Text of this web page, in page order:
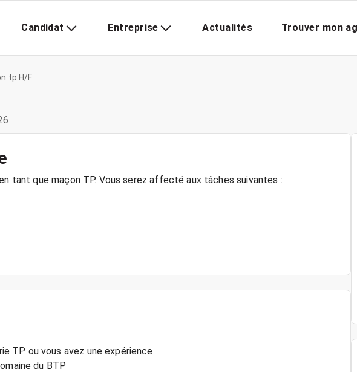
Candidat Entreprise Actualités Trouver mon
tp H/F
tant que maçon TP. Vous serez affecté aux tâches suivantes :
TP ou vous avez une expérience
du BTP